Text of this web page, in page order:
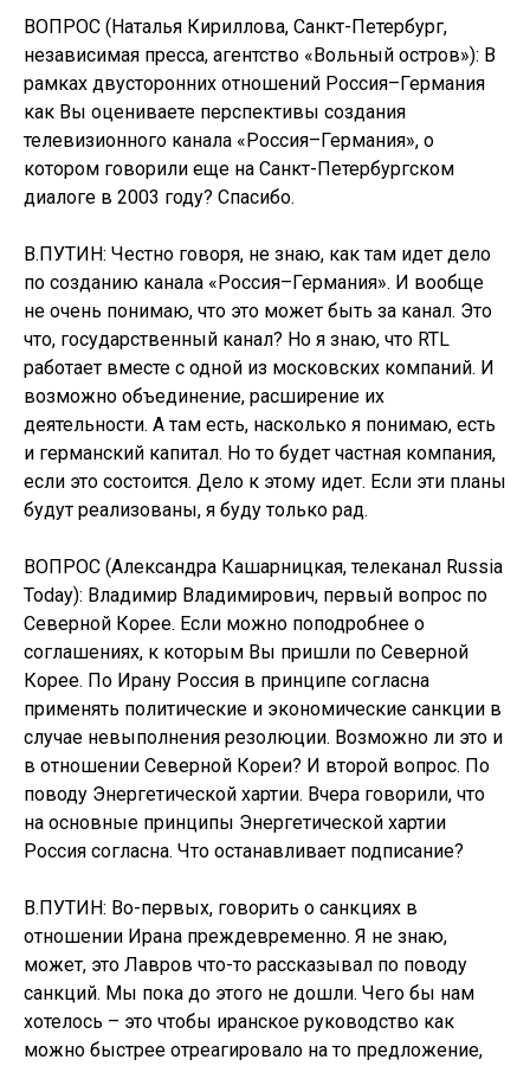
ВОПРОС (Наталья Кириллова, Санкт-Петербург,
независимая пресса, агентство «Вольный остров»): В
рамках двусторонних отношений Россия–Германия
как Вы оцениваете перспективы создания
телевизионного канала «Россия–Германия», о
котором говорили еще на Санкт-Петербургском
диалоге в 2003 году? Спасибо.
В.ПУТИН: Честно говоря, не знаю, как там идет дело
по созданию канала «Россия–Германия». И вообще
не очень понимаю, что это может быть за канал. Это
что, государственный канал? Но я знаю, что RTL
работает вместе с одной из московских компаний. И
возможно объединение, расширение их
деятельности. А там есть, насколько я понимаю, есть
и германский капитал. Но то будет частная компания,
если это состоится. Дело к этому идет. Если эти планы
будут реализованы, я буду только рад.
ВОПРОС (Александра Кашарницкая, телеканал Russia
Today): Владимир Владимирович, первый вопрос по
Северной Корее. Если можно поподробнее о
соглашениях, к которым Вы пришли по Северной
Корее. По Ирану Россия в принципе согласна
применять политические и экономические санкции в
случае невыполнения резолюции. Возможно ли это и
в отношении Северной Кореи? И второй вопрос. По
поводу Энергетической хартии. Вчера говорили, что
на основные принципы Энергетической хартии
Россия согласна. Что останавливает подписание?
В.ПУТИН: Во-первых, говорить о санкциях в
отношении Ирана преждевременно. Я не знаю,
может, это Лавров что-то рассказывал по поводу
санкций. Мы пока до этого не дошли. Чего бы нам
хотелось – это чтобы иранское руководство как
можно быстрее отреагировало на то предложение,